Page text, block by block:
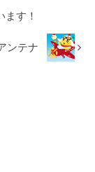
す！
ンテナ